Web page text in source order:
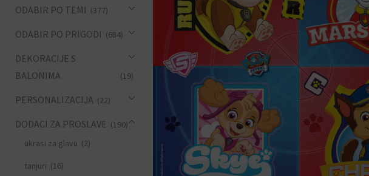
ODABIR PO TEMI (377)
ODABIR PO PRIGODI (684)
DEKORACIJE S
BALONIMA
(19)
PERSONALIZACIJA (22)
DODACI ZA PROSLAVE (190)
ukrasi za glavu (2)
tanjuri (16)